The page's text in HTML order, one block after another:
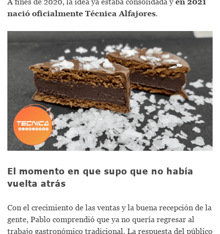
nació oficialmente Técnica Alfajores
El momento en que supo que no había
vuelta atrás
Con el crecimiento de las ventas y la buena recepción de la
gente, Pablo comprendió que ya no quería regresar al
trabajo gastronómico tradicional. La respuesta del público